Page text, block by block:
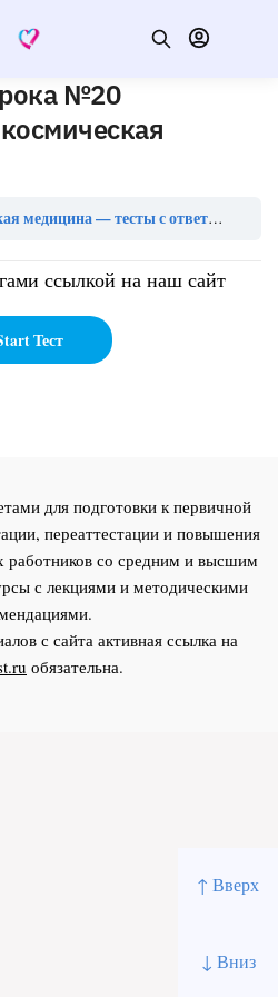
↑ Вверх
↓ Вниз
№20
Авиационная и космическая медицина — тесты с ответами
ссылкой на наш сайт
для подготовки к первичной
переаттестации и повышения
работников со средним и высшим
с лекциями и методическими
с сайта активная ссылка на
обязательна.